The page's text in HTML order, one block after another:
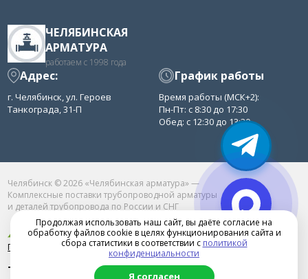
ЧЕЛЯБИНСКАЯ
АРМАТУРА
работаем с 1998 года
Адрес:
г. Челябинск, ул. Героев
Танкограда, 31-П
График работы
Время работы (МСК+2):
Пн-Пт: с 8:30 до 17:30
Обед: с 12:30 до 13:30
Челябинск © 2026 «Челябинская арматура» —
Комплексные поставки трубопроводной арматуры
и деталей трубопровода по России и СНГ
Продвижение сайта в Челябинске
+7(351)222-11-20
Продолжая использовать наш сайт, вы даёте согласие на
обработку файлов cookie в целях функционирования сайта и
сбора статистики в соответствии с политикой
конфиденциальности
Я согласен